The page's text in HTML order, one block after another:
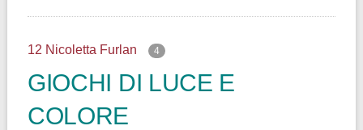
12 Nicoletta Furlan 4
GIOCHI DI LUCE E
COLORE